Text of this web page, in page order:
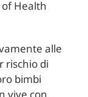
of Health
alle
rischio di
bimbi